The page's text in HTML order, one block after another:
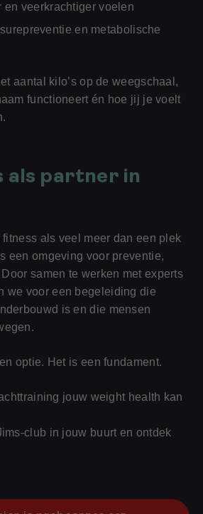
en veerkrachtiger voelen
en metabolische
aantal kilo’s op de weegschaal,
functioneert én hoe jij je voelt
als partner in
als veel meer dan een plek
een omgeving voor preventie,
samen te werken met experts
we voor een begeleiding die
is en die mensen
optie. Het is een fundament.
jouw weight health kan
club in jouw buurt en ontdek